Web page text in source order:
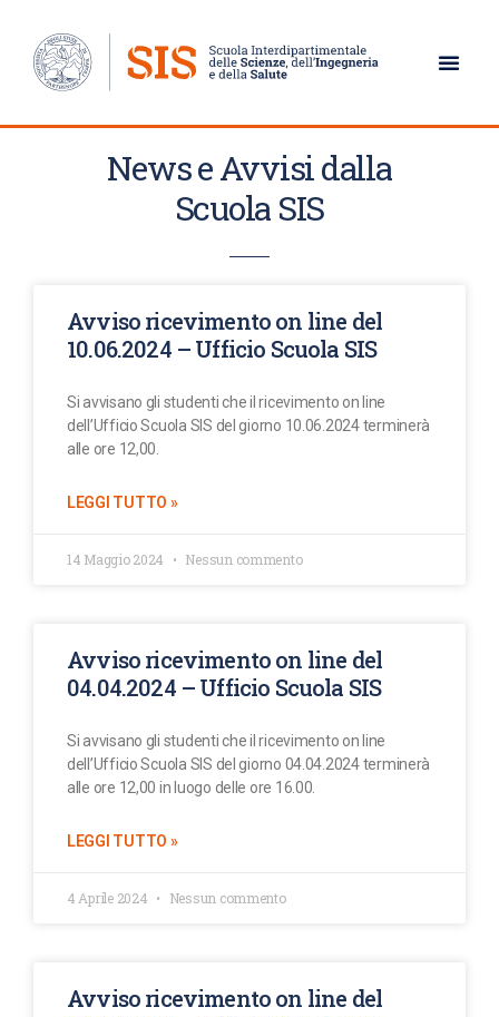
News e Avvisi dalla
Scuola SIS
Avviso ricevimento on line del
10.06.2024 – Ufficio Scuola SIS
Si avvisano gli studenti che il ricevimento on line
dell’Ufficio Scuola SIS del giorno 10.06.2024 terminerà
alle ore 12,00.
LEGGI TUTTO »
14 Maggio 2024 Nessun commento
Avviso ricevimento on line del
04.04.2024 – Ufficio Scuola SIS
Si avvisano gli studenti che il ricevimento on line
dell’Ufficio Scuola SIS del giorno 04.04.2024 terminerà
alle ore 12,00 in luogo delle ore 16.00.
LEGGI TUTTO »
4 Aprile 2024 Nessun commento
Avviso ricevimento on line del